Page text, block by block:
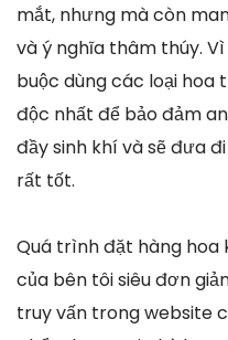
mắt, nhưng mà còn
và ý nghĩa thâm thúy.
buộc dùng các loại
độc nhất để bảo đảm
đầy sinh khí và sẽ đưa
rất tốt.
Quá trình đặt hàng
của bên tôi siêu đơn
truy vấn trong website